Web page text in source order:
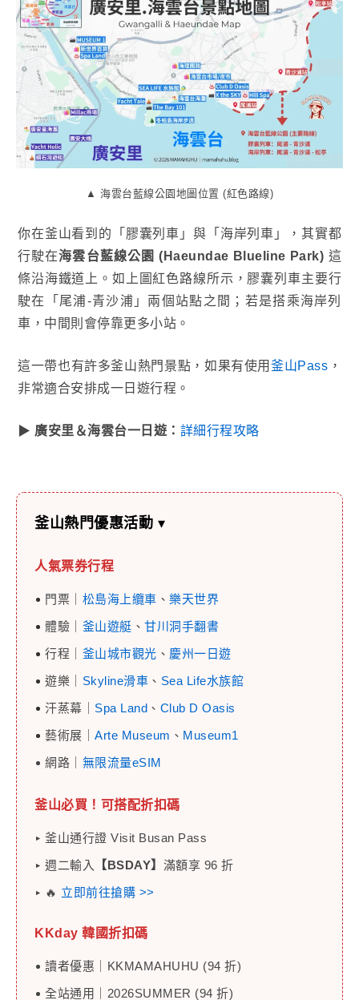
▲ 海雲台藍線公園地圖位置 (紅色路線)
你在釜山看到的「膠囊列車」與「海岸列車」，其實都
行駛在海雲台藍線公園 (Haeundae Blueline Park) 這
條沿海鐵道上。如上圖紅色路線所示，膠囊列車主要行
駛在「尾浦-青沙浦」兩個站點之間；若是搭乘海岸列
車，中間則會停靠更多小站。
這一帶也有許多釜山熱門景點，如果有使用釜山Pass ，
非常適合安排成一日遊行程。
▶ 廣安里＆海雲台一日遊： 詳細行程攻略
釜山熱門優惠活動 ▾
人氣票券行程
門票｜ 松島海上纜車 、 樂天世界
體驗｜ 釜山遊艇 、 甘川洞手翻書
行程｜ 釜山城市觀光 、 慶州一日遊
遊樂｜ Skyline滑車 、 Sea Life水族館
汗蒸幕｜ Spa Land 、 Club D Oasis
藝術展｜ Arte Museum 、 Museum1
網路｜ 無限流量eSIM
釜山必買！可搭配折扣碼
釜山通行證 Visit Busan Pass
週二輸入
【BSDAY】 滿額享 96 折
🔥 立即前往搶購 >>
KKday 韓國折扣碼
讀者優惠｜KKMAMAHUHU (94 折)
全站通用｜2026SUMMER (94 折)